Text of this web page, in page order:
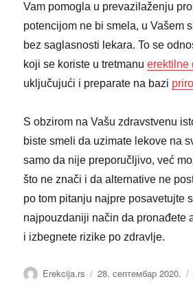
Vam pomogla u prevazilaženju
potencijom ne bi smela, u Vašem
bez saglasnosti lekara. To se
koji se koriste u tretmanuerektilne
uključujući i preparate na bazi
S obzirom na Vašu zdravstvenu
biste smeli da uzimate lekove na
samo da nije preporučljivo, već
što ne znači i da alternative ne
po tom pitanju najpre posavetujte
najpouzdaniji način da pronađete
i izbegnete rizike po zdravlje.
Аутор
Erekcija.rs Објављено
28. септембар 2020.